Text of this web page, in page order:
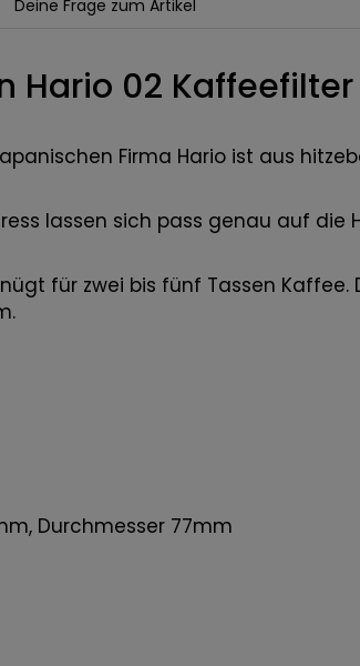
Deine Frage zum Artikel
Hario 02
Firma Hario ist aus
lassen sich pass genau auf die
für zwei bis fünf Tassen
Durchmesser 77mm